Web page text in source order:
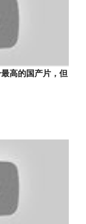
高的国产片，但